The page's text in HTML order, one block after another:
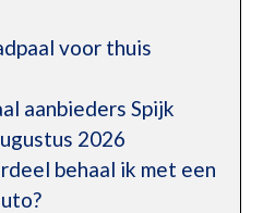
voor thuis
aanbieders Spijk
2026
behaal ik met een